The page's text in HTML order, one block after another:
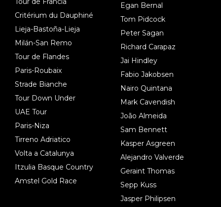
Critérium du Dauphiné
Lieja-Bastoña-Lieja
Milán-San Remo
Tour de Flandes
Paris-Roubaix
Strade Bianche
Tour Down Under
UAE Tour
Paris-Niza
Tirreno Adriatico
Volta a Catalunya
Itzulia Basque Country
Amstel Gold Race
Egan Bernal
Tom Pidcock
Peter Sagan
Richard Carapaz
Jai Hindley
Fabio Jakobsen
Nairo Quintana
Mark Cavendish
João Almeida
Sam Bennett
Kasper Asgreen
Alejandro Valverde
Geraint Thomas
Sepp Kuss
Jasper Philipsen